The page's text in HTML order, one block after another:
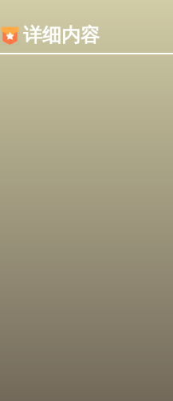
详细内容